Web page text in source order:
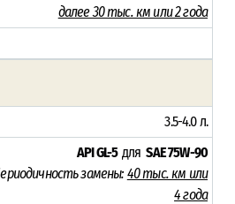
далее 30 тыс. км или 2 года
3.5-4.0 л.
API GL-5 дляSAE 75W-90
замены: 40 тыс. км или
4 года